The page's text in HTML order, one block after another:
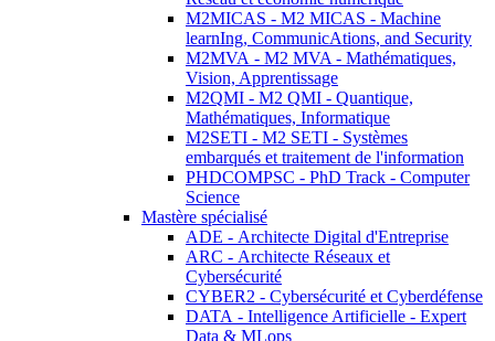
M2MICAS - M2 MICAS - Machine
learnIng, CommunicAtions, and Security
M2MVA - M2 MVA - Mathématiques,
Vision, Apprentissage
M2QMI - M2 QMI - Quantique,
Mathématiques, Informatique
M2SETI - M2 SETI - Systèmes
embarqués et traitement de l'information
PHDCOMPSC - PhD Track - Computer
Science
Mastère spécialisé
ADE - Architecte Digital d'Entreprise
ARC - Architecte Réseaux et
Cybersécurité
CYBER2 - Cybersécurité et Cyberdéfense
DATA - Intelligence Artificielle - Expert
Data & MLops